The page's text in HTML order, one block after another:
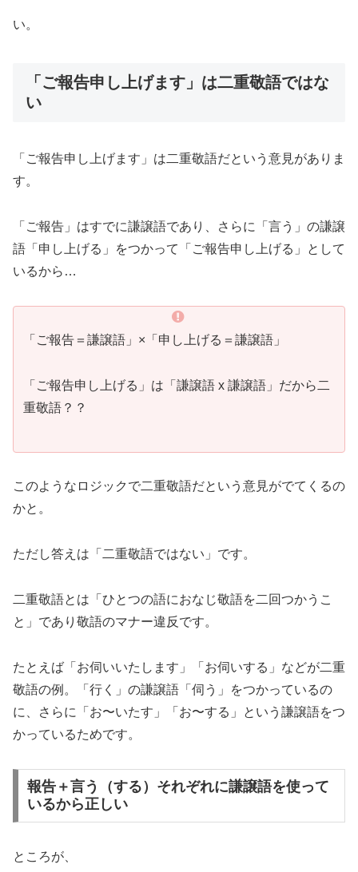
い。
「ご報告申し上げます」は二重敬語ではな
い
「ご報告申し上げます」は二重敬語だという意見がありま
す。
「ご報告」はすでに謙譲語であり、さらに「言う」の謙譲
語「申し上げる」をつかって「ご報告申し上げる」として
いるから…
「ご報告＝謙譲語」×「申し上げる＝謙譲語」
「ご報告申し上げる」は「謙譲語 x 謙譲語」だから二
重敬語？？
このようなロジックで二重敬語だという意見がでてくるの
かと。
ただし答えは「二重敬語ではない」です。
二重敬語とは「ひとつの語におなじ敬語を二回つかうこ
と」であり敬語のマナー違反です。
たとえば「お伺いいたします」「お伺いする」などが二重
敬語の例。「行く」の謙譲語「伺う」をつかっているの
に、さらに「お〜いたす」「お〜する」という謙譲語をつ
かっているためです。
報告＋言う（する）それぞれに謙譲語を使って
いるから正しい
ところが、